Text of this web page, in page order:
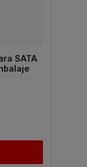
SATA